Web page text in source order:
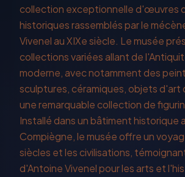
collection exceptionnelle d'œuvres
historiques rassemblés par le
Vivenel au XIXe siècle. Le musée
collections variées allant de
moderne, avec notamment des
sculptures, céramiques, objets
une remarquable collection de
Installé dans un bâtiment historique
Compiègne, le musée offre un
siècles et les civilisations,
d'Antoine Vivenel pour les arts et